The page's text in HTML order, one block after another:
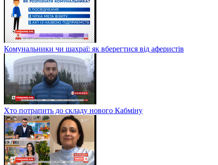
Комунальники чи шахраї: як вберегтися від аферистів
Хто потрапить до складу нового Кабміну